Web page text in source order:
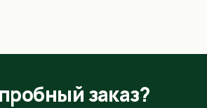
заказ?